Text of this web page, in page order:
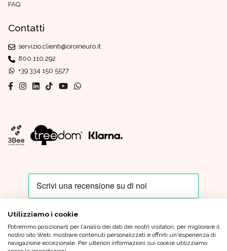
FAQ
Contatti
servizio.clienti@oroineuro.it
800.110.292
+39 334 150 5577
Oro In Euro Italia S.p.A. - Sede Legale: Piazza IV Novembre, 4 - 20124
Milano - Sede Operativa: Via XX Settembre, 6 - 21013 Gallarate (VA)
Tel. +39 0331 799 920
Utilizziamo i cookie
Potremmo posizionarli per l'analisi dei dati dei nostri visitatori, per migliorare il
nostro sito Web, mostrare contenuti personalizzati e offrirti un'esperienza di
navigazione eccezionale. Per ulteriori informazioni sui cookie utilizziamo